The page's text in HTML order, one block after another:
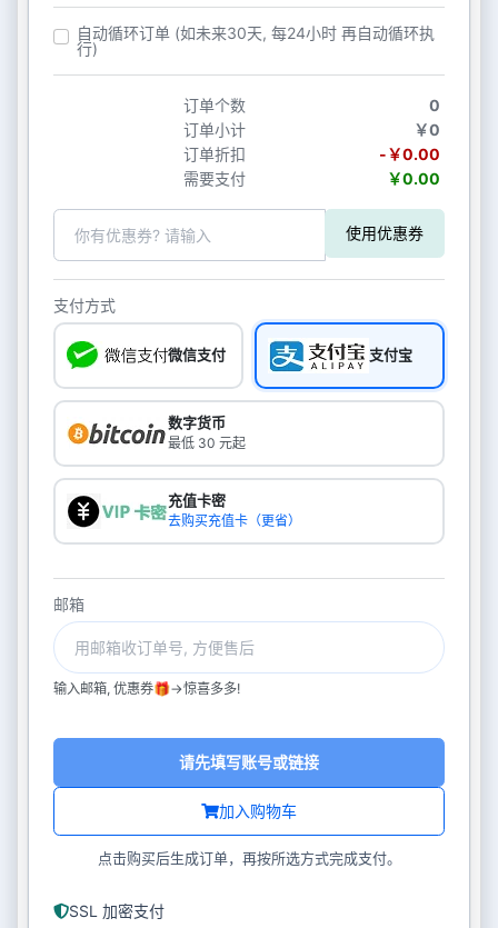
自动循环订单 (如未来30天, 每24小时 再自动循环执
行)
订单个数
0
订单小计
￥0
订单折扣
-￥0.00
需要支付
￥0.00
使用优惠券
支付方式
微信支付 支付宝
数字货币
最低 30 元起
充值卡密
去购买充值卡（更省）
邮箱
输入邮箱, 优惠券🎁->惊喜多多!
加入购物车
请先填写账号或链接
点击购买后生成订单，再按所选方式完成支付。
SSL 加密支付